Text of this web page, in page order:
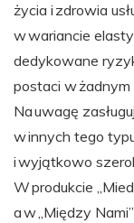
życia i zdrowia
w wariancie
dedykowane
postaci w żadnym
Na uwagę
w innych tego
i wyjątkowo
W produkcie
a w „Między